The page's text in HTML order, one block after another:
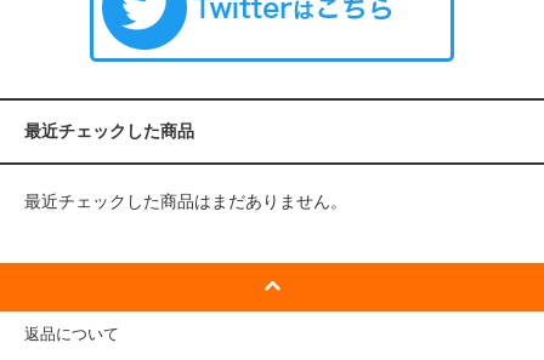
最近チェックした商品
最近チェックした商品はまだありません。
返品について